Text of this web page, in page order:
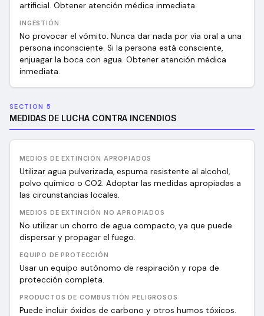
artificial. Obtener atención médica inmediata.
INGESTIÓN
No provocar el vómito. Nunca dar nada por vía oral a una
persona inconsciente. Si la persona está consciente,
enjuagar la boca con agua. Obtener atención médica
inmediata.
SECTION 5
MEDIDAS DE LUCHA CONTRA INCENDIOS
MEDIOS DE EXTINCIÓN APROPIADOS
Utilizar agua pulverizada, espuma resistente al alcohol,
polvo químico o CO2. Adoptar las medidas apropiadas a
las circunstancias locales.
MEDIOS DE EXTINCIÓN NO APROPIADOS
No utilizar un chorro de agua compacto, ya que puede
dispersar y propagar el fuego.
EQUIPO DE PROTECCIÓN
Usar un equipo autónomo de respiración y ropa de
protección completa.
PRODUCTOS DE COMBUSTIÓN PELIGROSOS
Puede incluir óxidos de carbono y otros humos tóxicos.